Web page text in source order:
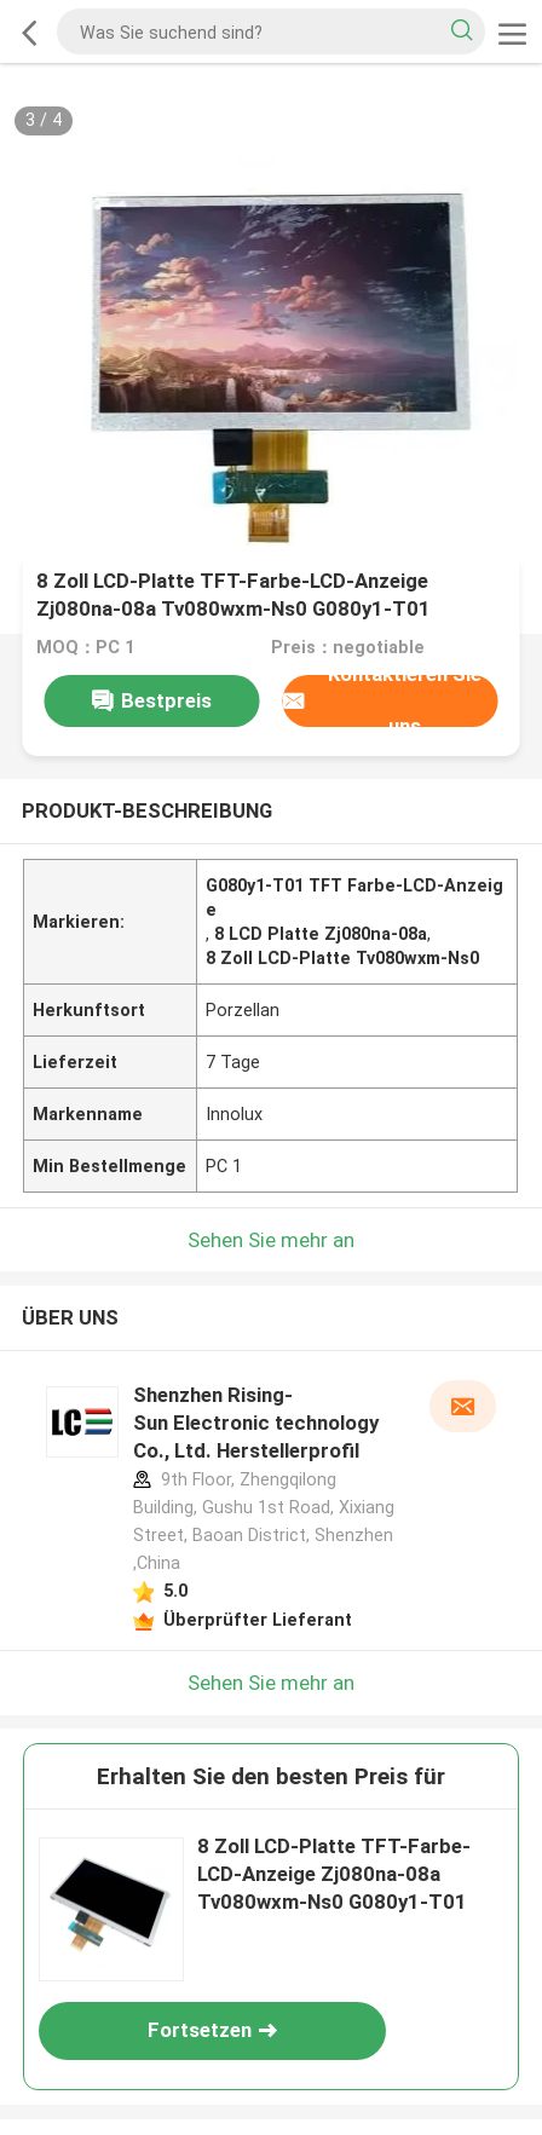
3 / 4
8 Zoll LCD-Platte TFT-Farbe-LCD-Anzeige
Zj080na-08a Tv080wxm-Ns0 G080y1-T01
MOQ：PC 1 Preis：negotiable
Bestpreis
Kontaktieren Sie
uns
PRODUKT-BESCHREIBUNG
Markieren:
G080y1-T01 TFT Farbe-LCD-Anzeig
e
, 8 LCD Platte Zj080na-08a,
8 Zoll LCD-Platte Tv080wxm-Ns0
Herkunftsort Porzellan
Lieferzeit 7 Tage
Markenname Innolux
Min Bestellmenge PC 1
Sehen Sie mehr an
ÜBER UNS
Shenzhen Rising-
Sun Electronic technology
Co., Ltd. Herstellerprofil
9th Floor, Zhengqilong
Building, Gushu 1st Road, Xixiang
Street, Baoan District, Shenzhen
,China
5.0
Überprüfter Lieferant
Sehen Sie mehr an
Erhalten Sie den besten Preis für
8 Zoll LCD-Platte TFT-Farbe-
LCD-Anzeige Zj080na-08a
Tv080wxm-Ns0 G080y1-T01
Fortsetzen